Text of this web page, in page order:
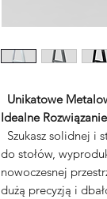
Unikatowe
Idealne
Szukasz solidnej i
do stołów,
nowoczesnej
dużą precyzją i